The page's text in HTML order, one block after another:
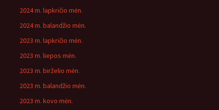
2024 m. lapkričio mėn.
2024 m. balandžio mėn.
2023 m. lapkričio mėn.
2023 m. liepos mėn.
2023 m. birželio mėn.
2023 m. balandžio mėn.
2023 m. kovo mėn.